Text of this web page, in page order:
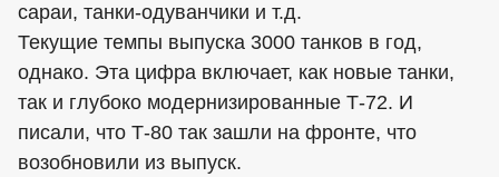
сараи, танки-одуванчики и т.д.
Текущие темпы выпуска 3000 танков в год,
однако. Эта цифра включает, как новые танки,
так и глубоко модернизированные Т-72. И
писали, что Т-80 так зашли на фронте, что
возобновили из выпуск.